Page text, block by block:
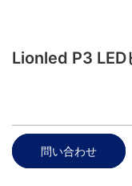
Lionled P3 LED
問い合わせ